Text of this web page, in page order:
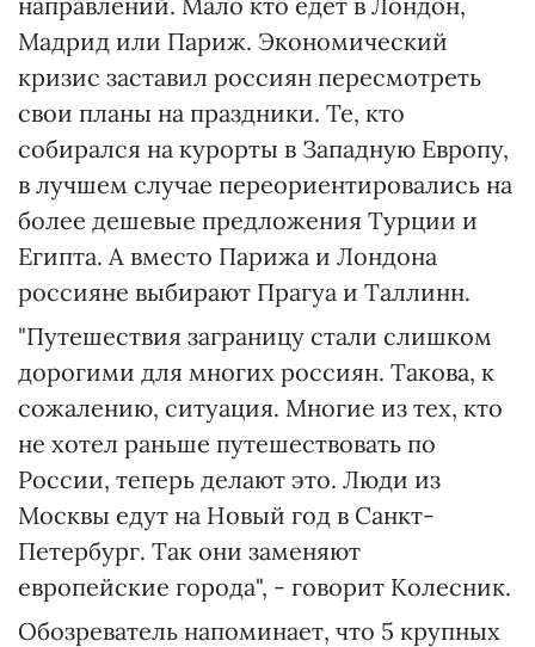
Мадрид или Париж. Экономический
кризис заставил россиян пересмотреть
свои планы на праздники. Те, кто
собирался на курорты в Западную Европу,
в лучшем случае переориентировались на
более дешевые предложения Турции и
Египта. А вместо Парижа и Лондона
россияне выбирают Прагуа и Таллинн.
"Путешествия заграницу стали слишком
дорогими для многих россиян. Такова, к
сожалению, ситуация. Многие из тех, кто
не хотел раньше путешествовать по
России, теперь делают это. Люди из
Москвы едут на Новый год в Санкт-
Петербург. Так они заменяют
европейские города", - говорит Колесник.
Обозреватель напоминает, что 5 крупных